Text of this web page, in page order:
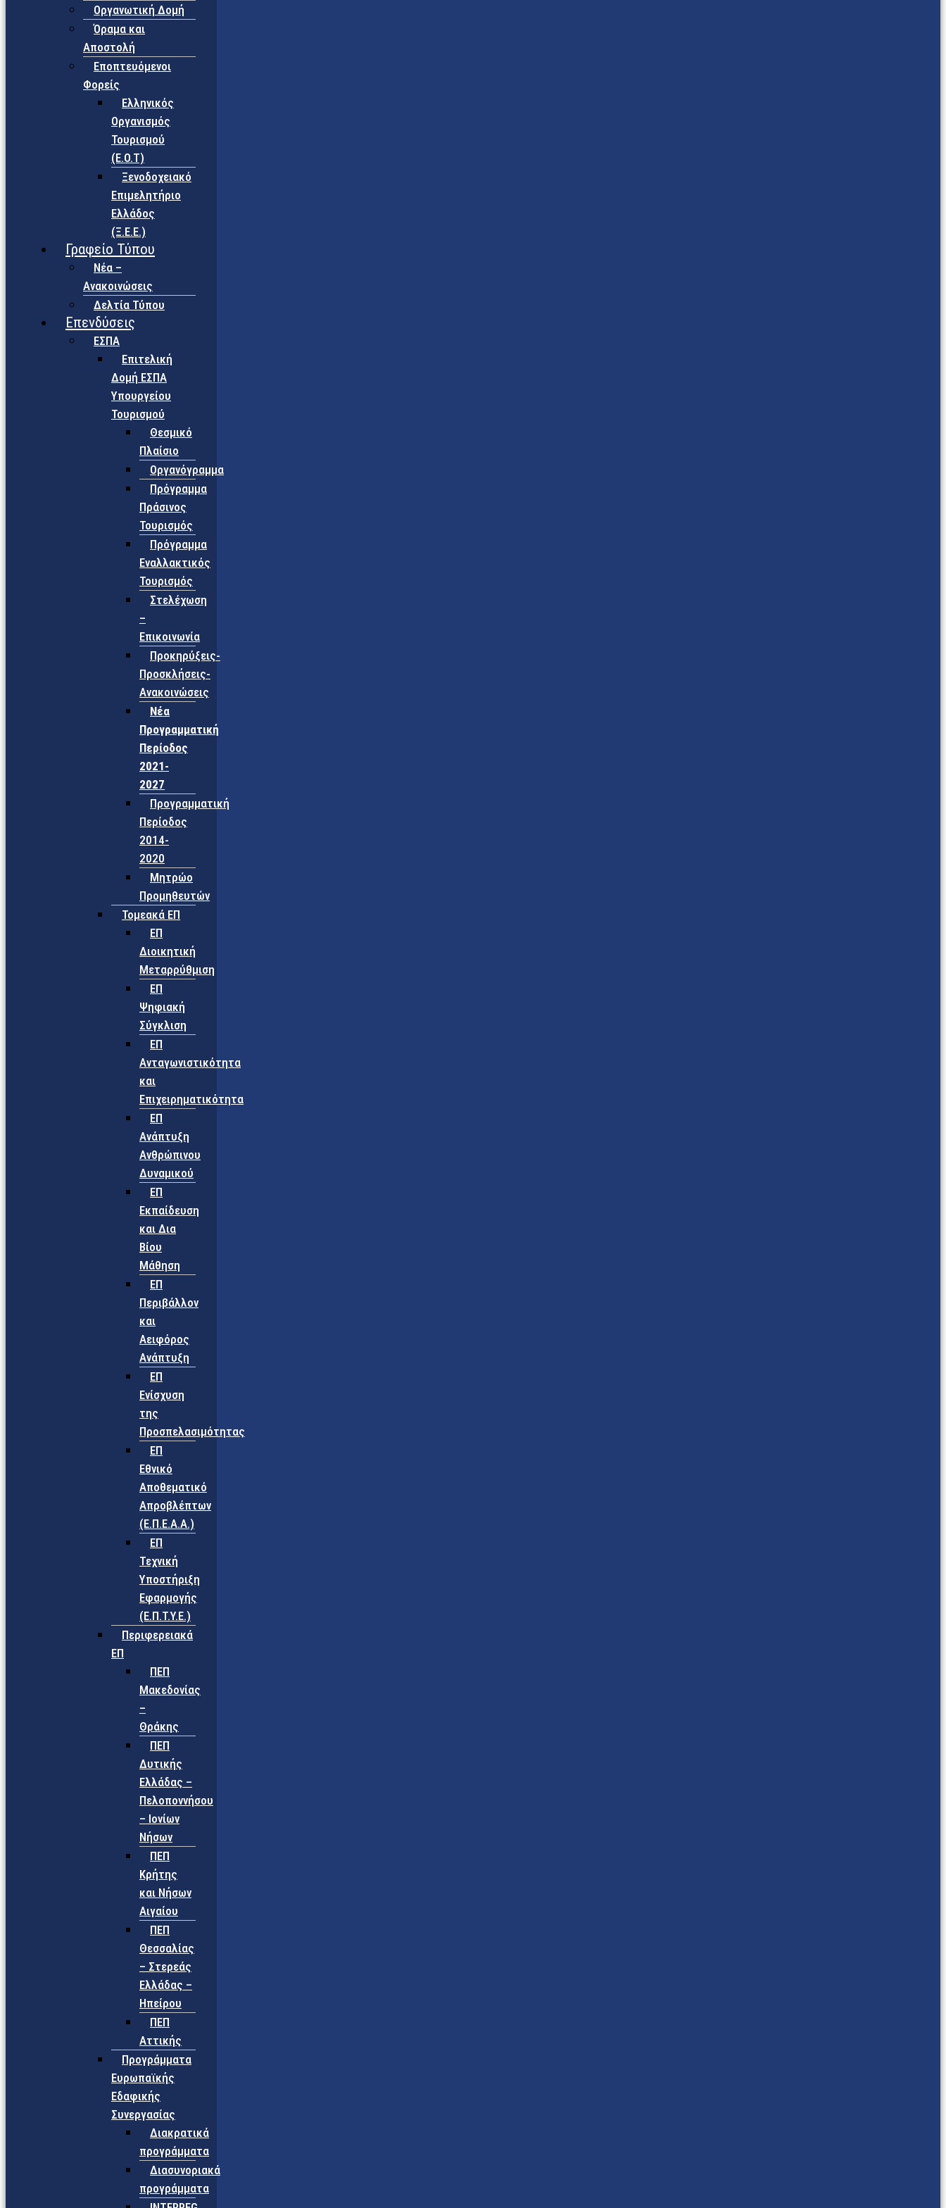
Οργανωτική Δομή
Όραμα και
Αποστολή
Εποπτευόμενοι
Φορείς
Eλληνικός
Οργανισμός
Τουρισμού
(Ε.Ο.Τ)
Ξενοδοχειακό
Επιμελητήριο
Ελλάδος
(Ξ.Ε.Ε.)
Γραφείο Τύπου
Νέα –
Ανακοινώσεις
Δελτία Τύπου
Επενδύσεις
ΕΣΠΑ
Επιτελική
Δομή ΕΣΠΑ
Υπουργείου
Τουρισμού
Θεσμικό
Πλαίσιο
Οργανόγραμμα
Πρόγραμμα
Πράσινος
Τουρισμός
Πρόγραμμα
Εναλλακτικός
Τουρισμός
Στελέχωση
–
Επικοινωνία
Προκηρύξεις-
Προσκλήσεις-
Ανακοινώσεις
Νέα
Προγραμματική
Περίοδος
2021-
2027
Προγραμματική
Περίοδος
2014-
2020
Μητρώο
Προμηθευτών
Τομεακά ΕΠ
ΕΠ
Διοικητική
Μεταρρύθμιση
ΕΠ
Ψηφιακή
Σύγκλιση
ΕΠ
Ανταγωνιστικότητα
και
Επιχειρηματικότητα
ΕΠ
Ανάπτυξη
Ανθρώπινου
Δυναμικού
ΕΠ
Εκπαίδευση
και Δια
Βίου
Μάθηση
ΕΠ
Περιβάλλον
και
Αειφόρος
Ανάπτυξη
ΕΠ
Ενίσχυση
της
Προσπελασιμότητας
ΕΠ
Εθνικό
Αποθεματικό
Απροβλέπτων
(Ε.Π.Ε.Α.Α.)
ΕΠ
Τεχνική
Υποστήριξη
Εφαρμογής
(Ε.Π.Τ.Υ.Ε.)
Περιφερειακά
ΕΠ
ΠΕΠ
Μακεδονίας
–
Θράκης
ΠΕΠ
Δυτικής
Ελλάδας –
Πελοποννήσου
– Ιονίων
Νήσων
ΠΕΠ
Κρήτης
και Νήσων
Αιγαίου
ΠΕΠ
Θεσσαλίας
– Στερεάς
Ελλάδας –
Ηπείρου
ΠΕΠ
Αττικής
Προγράμματα
Ευρωπαϊκής
Εδαφικής
Συνεργασίας
Διακρατικά
προγράμματα
Διασυνοριακά
προγράμματα